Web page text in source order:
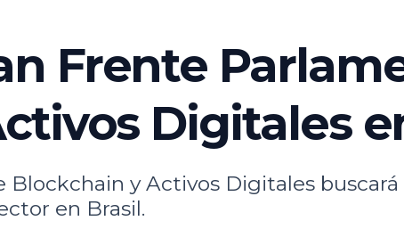
Frente
Digitales
y Activos Digitales
en Brasil.